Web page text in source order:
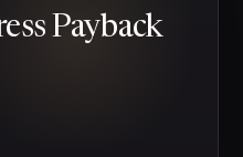
Payback